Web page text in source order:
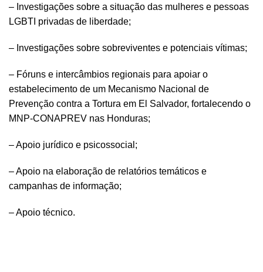
– Investigações sobre a situação das mulheres e pessoas
LGBTI privadas de liberdade;
– Investigações sobre sobreviventes e potenciais vítimas;
– Fóruns e intercâmbios regionais para apoiar o
estabelecimento de um Mecanismo Nacional de
Prevenção contra a Tortura em El Salvador, fortalecendo o
MNP-CONAPREV nas Honduras;
– Apoio jurídico e psicossocial;
– Apoio na elaboração de relatórios temáticos e
campanhas de informação;
– Apoio técnico.